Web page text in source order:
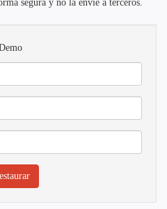
segura y no la envíe a terceros.